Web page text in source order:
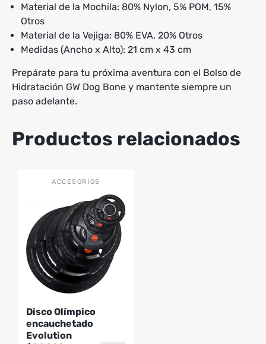
Material de la Mochila: 80% Nylon, 5% POM, 15%
Otros
Material de la Vejiga: 80% EVA, 20% Otros
Medidas (Ancho x Alto): 21 cm x 43 cm
Prepárate para tu próxima aventura con el Bolso de
Hidratación GW Dog Bone y mantente siempre un
paso adelante.
Productos relacionados
ACCESORIOS
tiene
múltiples
variantes.
Las
opciones
elegir
en
la
Disco Olímpico
encauchetado
Evolution